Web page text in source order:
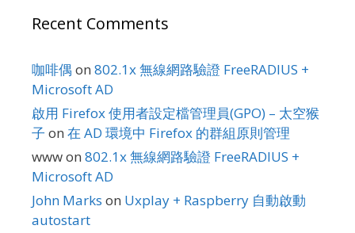
Recent Comments
咖啡偶 on 802.1x 無線網路驗證 FreeRADIUS +
Microsoft AD
啟用 Firefox 使用者設定檔管理員(GPO) – 太空猴
子 on 在 AD 環境中 Firefox 的群組原則管理
wwwon 802.1x 無線網路驗證 FreeRADIUS +
Microsoft AD
John Marks on Uxplay + Raspberry 自動啟動
autostart